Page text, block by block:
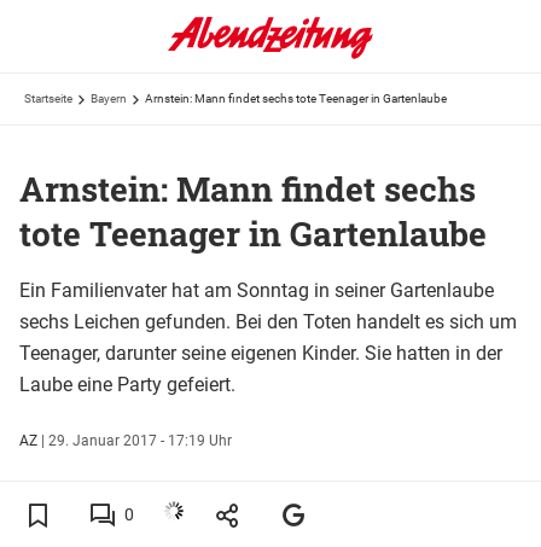
Startseite Bayern Arnstein: Mann findet sechs tote Teenager in Gartenlaube
Arnstein: Mann findet sechs
tote Teenager in Gartenlaube
Ein Familienvater hat am Sonntag in seiner Gartenlaube
sechs Leichen gefunden. Bei den Toten handelt es sich um
Teenager, darunter seine eigenen Kinder. Sie hatten in der
Laube eine Party gefeiert.
AZ | 29. Januar 2017 - 17:19 Uhr
0